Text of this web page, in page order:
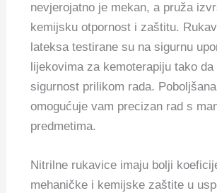
nevjerojatno je mekan, a pruža
kemijsku otpornost i zaštitu.
lateksa testirane su na sigurnu
lijekovima za kemoterapiju tako
sigurnost prilikom rada.
omogućuje vam precizan rad s
predmetima.
Nitrilne rukavice imaju bolji
mehaničke i kemijske zaštite u